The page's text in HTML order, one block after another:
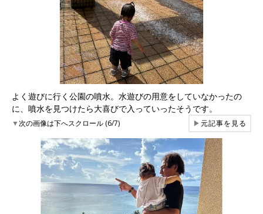
よく遊びに行く公園の噴水。水遊びの用意をしていなかったの
に、噴水を見つけたら大喜びで入っていったそうです。
▼次の画像は下へスクロール (6/7) ▶元記事を見る